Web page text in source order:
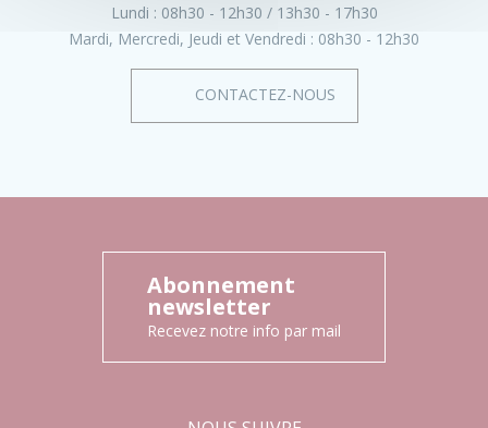
Lundi : 08h30 - 12h30
13h30 - 17h30
Mardi, Mercredi, Jeudi et Vendredi : 08h30 - 12h30
CONTACTEZ-NOUS
Abonnement
newsletter
Recevez notre info par mail